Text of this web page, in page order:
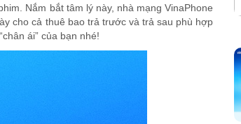
Nắm bắt tâm lý này, nhà mạng VinaPhone
cho cả thuê bao trả trước và trả sau phù hợp
ái” của bạn nhé!